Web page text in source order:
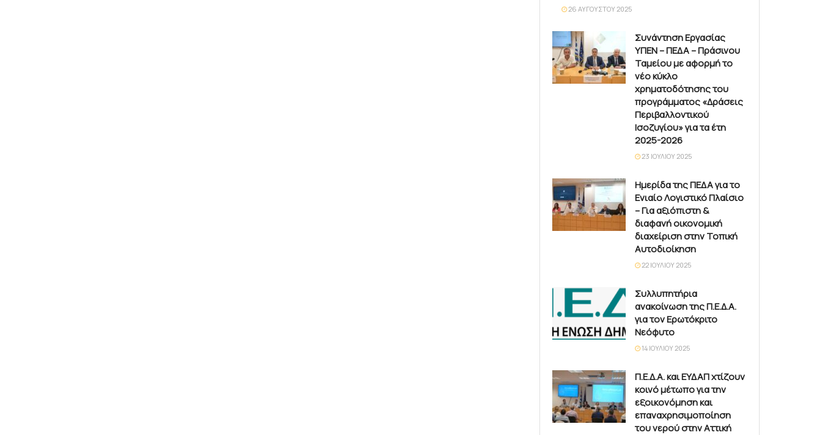
26 ΑΥΓΟΎΣΤΟΥ 2025
Συνάντηση Εργασίας
ΥΠΕΝ – ΠΕΔΑ – Πράσινου
Ταμείου με αφορμή το
νέο κύκλο
χρηματοδότησης του
προγράμματος «Δράσεις
Περιβαλλοντικού
Ισοζυγίου» για τα έτη
2025-2026
23 ΙΟΥΛΊΟΥ 2025
Ημερίδα της ΠΕΔΑ για το
Ενιαίο Λογιστικό Πλαίσιο
– Για αξιόπιστη &
διαφανή οικονομική
διαχείριση στην Τοπική
Αυτοδιοίκηση
22 ΙΟΥΛΊΟΥ 2025
Συλλυπητήρια
ανακοίνωση της Π.Ε.Δ.Α.
για τον Ερωτόκριτο
Νεόφυτο
14 ΙΟΥΛΊΟΥ 2025
Π.Ε.Δ.Α. και ΕΥΔΑΠ χτίζουν
κοινό μέτωπο για την
εξοικονόμηση και
επαναχρησιμοποίηση
του νερού στην Αττική